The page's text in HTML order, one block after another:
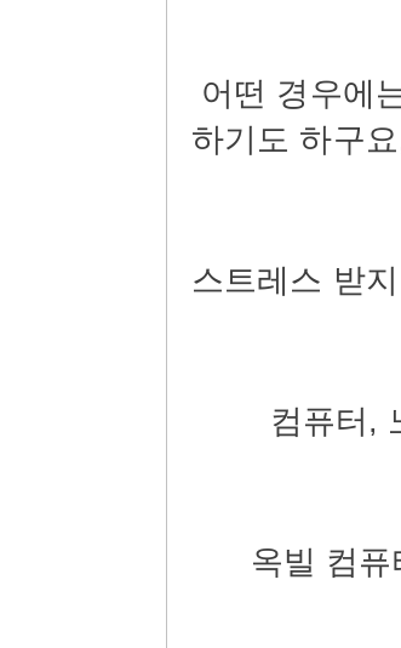
어떤 경우에
하기도 하구요
스트레스 받지
컴퓨터 ,
옥빌 컴퓨